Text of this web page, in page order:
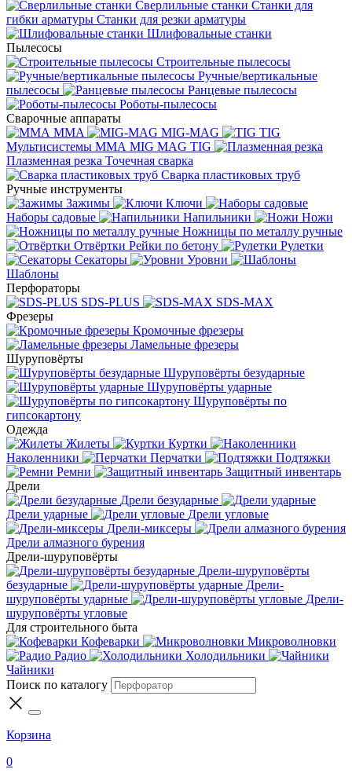
Сверлильные станки Станки для
гибки арматуры Станки для резки арматуры
Шлифовальные станки
Пылесосы
Строительные пылесосы
Ручные/вертикальные
пылесосы
Ранцевые пылесосы
Роботы-пылесосы
Сварочные аппараты
MMA
MIG-MAG
TIG
Мультисистемы ММА MIG MAG TIG
Плазменная резка Точечная сварка
Cварка пластиковых труб
Ручные инструменты
Зажимы
Ключи
Наборы садовые
Напильники
Ножи
Ножницы по металлу ручные
Отвёртки Рейки по бетону
Рулетки
Секаторы
Уровни
Шаблоны
Перфораторы
SDS-PLUS
SDS-MAX
Фрезеры
Кромочные фрезеры
Ламельные фрезеры
Шуруповёрты
Шуруповёрты безударные
Шуруповёрты ударные
Шуруповёрты по
гипсокартону
Одежда
Жилеты
Куртки
Наколенники
Перчатки
Подтяжки
Ремни
Защитный инвентарь
Дрели
Дрели безударные
Дрели ударные
Дрели угловые
Дрели-миксеры
Дрели алмазного бурения
Дрели-шуруповёрты
Дрели-шуруповёрты
безударные
Дрели-
шуруповёрты ударные
Дрели-
шуруповёрты угловые
Для строительного быта
Кофеварки
Микроволновки
Радио
Холодильники
Чайники
Поиск по каталогу
Корзина
0